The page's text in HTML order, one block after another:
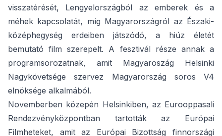
visszatérését, Lengyelországból az emberek és a
méhek kapcsolatát, míg Magyarországról az Északi-
középhegység erdeiben játszódó, a hiúz életét
bemutató film szerepelt. A fesztivál része annak a
programsorozatnak, amit Magyaroszág Helsinki
Nagykövetsége szervez Magyarország soros V4
elnöksége alkalmából.
Novemberben közepén Helsinkiben, az Eurooppasali
Rendezvényközpontban tartották az Európai
Filmheteket, amit az Európai Bizottság finnországi